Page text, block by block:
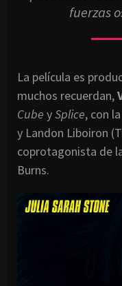
fuerzas
La película es
muchos recuerdan,
Cube ySplice, con
y Landon Liboiron
coprotagonista de
Burns.